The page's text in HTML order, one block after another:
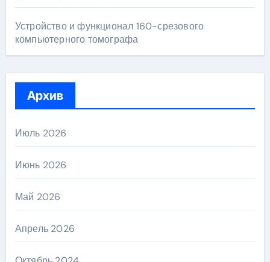
Устройство и функционал 160-срезового
компьютерного томографа
Архив
Июль 2026
Июнь 2026
Май 2026
Апрель 2026